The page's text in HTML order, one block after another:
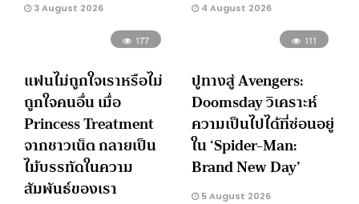
3 August 2026 4 August 2026
177
แฟนไม่ถูกใจเราหรือไม่
ถูกใจคนอื่น เมื่อ
Princess Treatment
จากชาวเน็ต กลายเป็น
ไม้บรรทัดในความ
สัมพันธ์ของเรา
111
ปูทางสู่ Avengers:
Doomsday วิเคราะห์
ความเป็นไปได้ที่ซ่อนอยู่
ใน ‘Spider-Man:
Brand New Day’
5 August 2026